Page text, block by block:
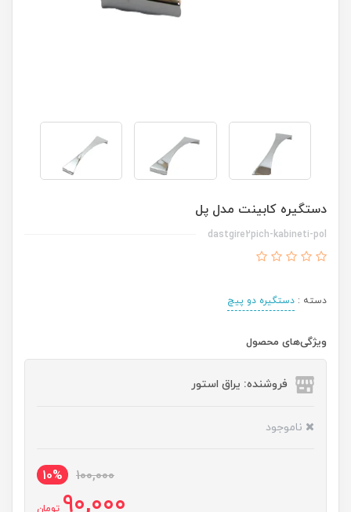
دستگیره کابینت مدل پل
dastgire2pich-kabineti-pol
دسته : دستگیره دو پیچ
ویژگی‌های محصول
فروشنده: یراق استور
ناموجود
100,000
10%
تومان